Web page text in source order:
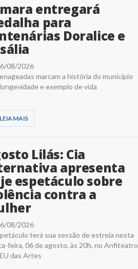
entregará
para
Doralice e
08/2026
marcam a história do município
e exemplo de vida
LEIA MAIS
Lilás: Cia
apresenta
espetáculo sobre
contra a
08/2026
terá sua sessão de estreia nesta
feira, 06 de agosto, às 20h, no Anfiteatro
das Artes